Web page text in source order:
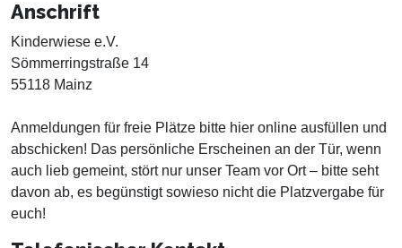
Anschrift
Kinderwiese e.V.
Sömmerringstraße 14
55118 Mainz
Anmeldungen für freie Plätze bitte hier online ausfüllen und
abschicken! Das persönliche Erscheinen an der Tür, wenn
auch lieb gemeint, stört nur unser Team vor Ort – bitte seht
davon ab, es begünstigt sowieso nicht die Platzvergabe für
euch!